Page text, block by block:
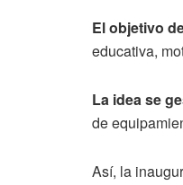
El objetivo
educativa,
La idea se
de
Así, la